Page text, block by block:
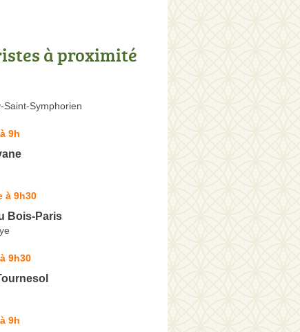
à proximité
Saint-Symphorien
9h
à 9h30
Bois-Paris
9h30
9h